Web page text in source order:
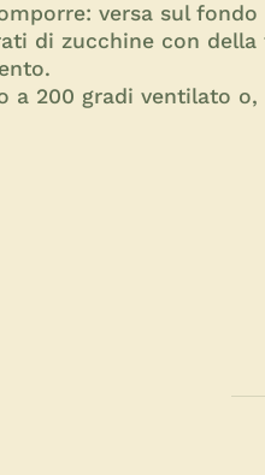
versa sul
di zucchine con
a 200 gradi ventilato